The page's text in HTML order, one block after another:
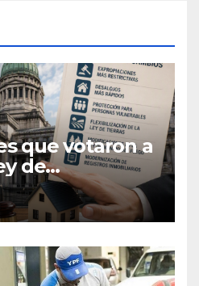
que votaron a
de
de tierras